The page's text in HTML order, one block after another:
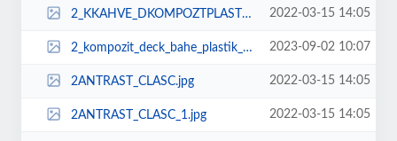
2_KKAHVE_DKOMPOZTPLASTKDECKFYATLARIAHAPDEMEplastikhapdeckzeminkaplamafiyatlar... 2022-03-15 14:05
2_kompozit_deck_bahe_plastik_ahap_zemin_duvar_kaplama_garden_terrace.jpeg 2023-09-02 10:07
2ANTRAST_CLASC.jpg 2022-03-15 14:05
2ANTRAST_CLASC_1.jpg 2022-03-15 14:05